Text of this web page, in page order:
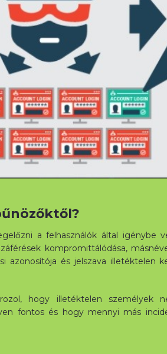
a felhasználók által igénybe
kompromittálódása,
és jelszava illetéktelen
hogy illetéktelen személyek
fontos és hogy mennyi más